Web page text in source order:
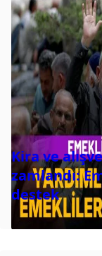
Kira ve
zamlandı:
destek